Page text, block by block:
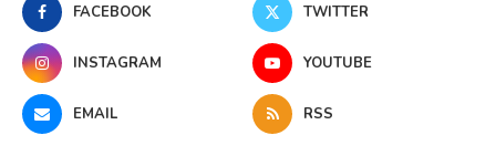
FACEBOOK TWITTER
INSTAGRAM YOUTUBE
EMAIL RSS